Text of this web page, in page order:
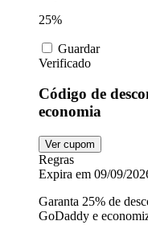
25%
Guardar
Verificado
Código de
economia
Ver cupom
Regras
Expira em 09/09/
Garanta 25% de
GoDaddy e